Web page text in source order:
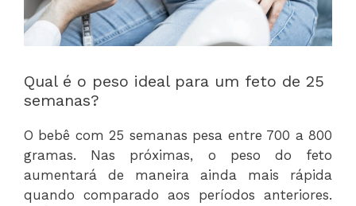
Qual é o peso ideal para um feto de 25
semanas?
O bebê com 25 semanas pesa entre 700 a 800
gramas. Nas próximas, o peso do feto
aumentará de maneira ainda mais rápida
quando comparado aos períodos anteriores.